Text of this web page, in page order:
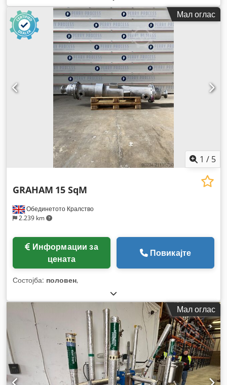
Мал оглас
1 / 5
Обединетото Кралство
2.239 km
GRAHAM 15 SqM
цената
Повикајте
Состојба: половен,
Мал оглас